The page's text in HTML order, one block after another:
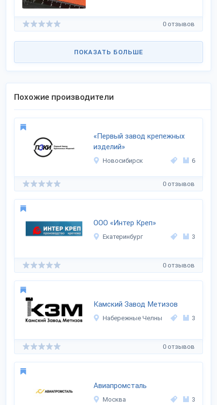
0 отзывов
ПОКАЗАТЬ БОЛЬШЕ
Похожие производители
«Первый завод крепежных
изделий»
Новосибирск 6
0 отзывов
ООО «Интер Креп»
Екатеринбург 3
0 отзывов
Камский Завод Метизов
Набережные Челны 3
0 отзывов
Авиапромсталь
Москва 3